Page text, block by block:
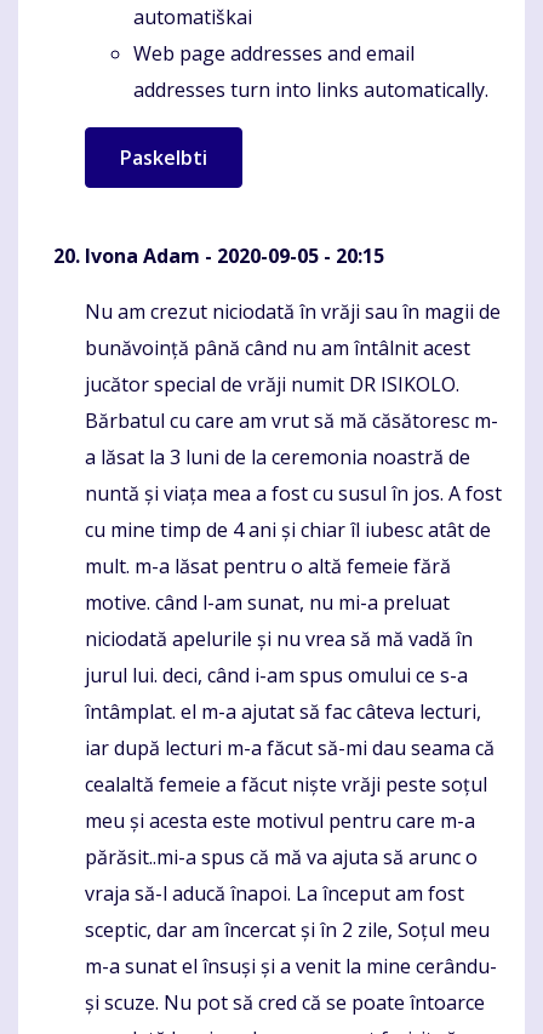
automatiškai
Web page addresses and email
addresses turn into links automatically.
Ivona Adam - 2020-09-05 - 20:15
Komentaras
Nu am crezut niciodată în vrăji sau în magii de
bunăvoință până când nu am întâlnit acest
jucător special de vrăji numit DR ISIKOLO.
Bărbatul cu care am vrut să mă căsătoresc m-
a lăsat la 3 luni de la ceremonia noastră de
nuntă și viața mea a fost cu susul în jos. A fost
cu mine timp de 4 ani și chiar îl iubesc atât de
mult. m-a lăsat pentru o altă femeie fără
motive. când l-am sunat, nu mi-a preluat
niciodată apelurile și nu vrea să mă vadă în
jurul lui. deci, când i-am spus omului ce s-a
întâmplat. el m-a ajutat să fac câteva lecturi,
iar după lecturi m-a făcut să-mi dau seama că
cealaltă femeie a făcut niște vrăji peste soțul
meu și acesta este motivul pentru care m-a
părăsit..mi-a spus că mă va ajuta să arunc o
vraja să-l aducă înapoi. La început am fost
sceptic, dar am încercat și în 2 zile, Soțul meu
m-a sunat el însuși și a venit la mine cerându-
și scuze. Nu pot să cred că se poate întoarce